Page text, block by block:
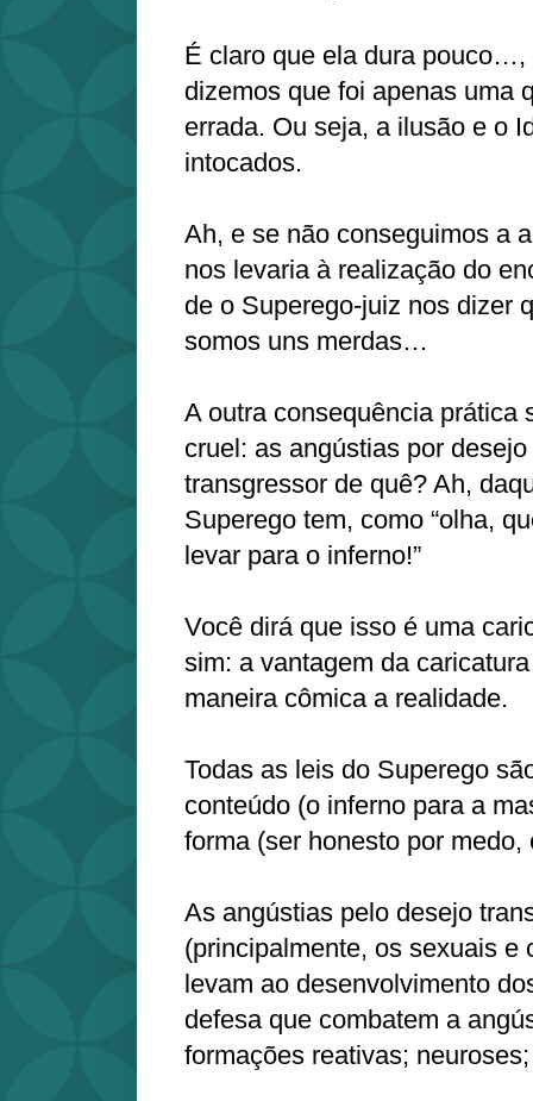
É claro que ela dura pouco…,
dizemos que foi apenas uma
errada. Ou seja, a ilusão e o
intocados.
Ah, e se não conseguimos a
nos levaria à realização do
de o Superego-juiz nos dizer
somos uns merdas…
A outra consequência prática
cruel: as angústias por
transgressor de quê? Ah,
Superego tem, como “olha,
levar para o inferno!”
Você dirá que isso é uma
sim: a vantagem da
maneira cômica a realidade.
Todas as leis do Superego
conteúdo (o inferno para a
forma (ser honesto por medo,
As angústias pelo desejo
(principalmente, os sexuais e
levam ao desenvolvimento
defesa que combatem a
formações reativas;